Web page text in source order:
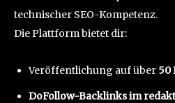
technischer SEO-Kompetenz.
Die Plattform bietet dir:
Veröffentlichung auf über 50
DoFollow-Backlinks im